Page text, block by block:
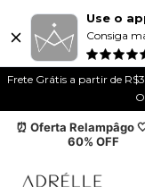
Use o
Consiga
Frete Grátis a partir de
⏰ Oferta Relampâgo
60% OFF